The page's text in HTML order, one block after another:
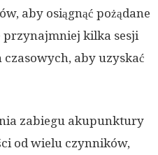
aby osiągnąć pożądane
przynajmniej kilka sesji
aby uzyskać
zabiegu akupunktury
od wielu czynników,